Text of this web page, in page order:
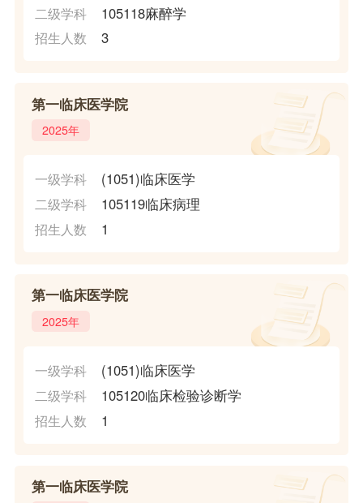
二级学科 105118麻醉学
招生人数 3
第一临床医学院
2025年
一级学科 (1051)临床医学
二级学科 105119临床病理
招生人数 1
第一临床医学院
2025年
一级学科 (1051)临床医学
二级学科 105120临床检验诊断学
招生人数 1
第一临床医学院